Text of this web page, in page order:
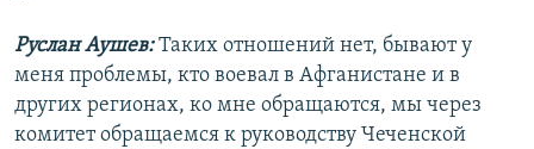
Руслан Аушев:Таких отношений нет, бывают у
меня проблемы, кто воевал в Афганистане и в
других регионах, ко мне обращаются, мы через
комитет обращаемся к руководству Чеченской